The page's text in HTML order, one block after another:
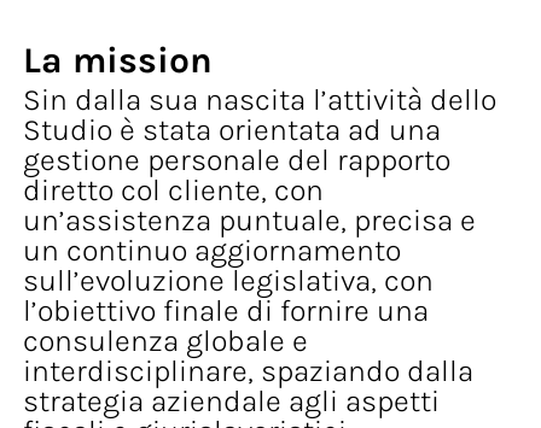
La mission
Sin dalla sua nascita l’attività dello
Studio è stata orientata ad una
gestione personale del rapporto
diretto col cliente, con
un’assistenza puntuale, precisa e
un continuo aggiornamento
sull’evoluzione legislativa, con
l’obiettivo finale di fornire una
consulenza globale e
interdisciplinare, spaziando dalla
strategia aziendale agli aspetti